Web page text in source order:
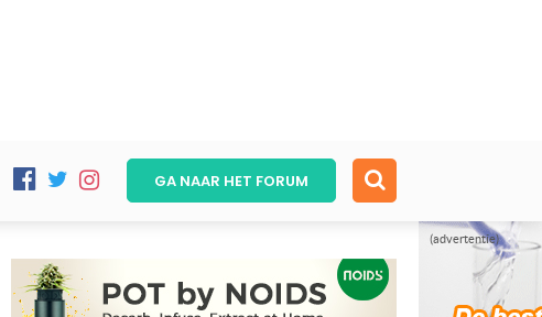
(advertentie)
GA NAAR HET FORUM